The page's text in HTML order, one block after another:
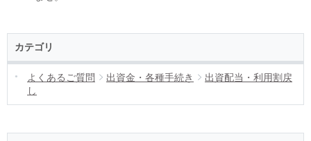
カテゴリ
よくあるご質問 出資金・各種手続き
出資配当・利用割戻
し